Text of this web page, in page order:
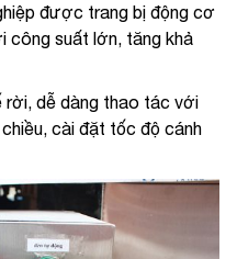
được trang bị động cơ
công suất lớn, tăng khả
rời, dễ dàng thao tác với
cài đặt tốc độ cánh